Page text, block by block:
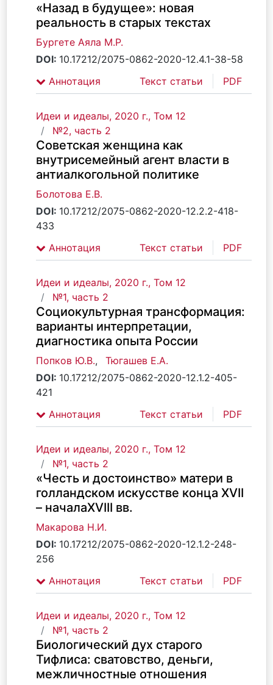
«Назад в будущее»: новая
реальность в старых текстах
Бургете Аяла М.Р.
DOI: 10.17212/2075-0862-2020-12.4.1-38-58
Аннотация
Текст статьи PDF
Идеи и идеалы, 2020 г., Том 12
№2, часть 2
Советская женщина как
внутрисемейный агент власти в
антиалкогольной политике
Болотова Е.В.
DOI: 10.17212/2075-0862-2020-12.2.2-418-
433
Аннотация
Текст статьи PDF
Идеи и идеалы, 2020 г., Том 12
№1, часть 2
Социокультурная трансформация:
варианты интерпретации,
диагностика опыта России
Попков Ю.В.,
Тюгашев Е.А.
DOI: 10.17212/2075-0862-2020-12.1.2-405-
421
Аннотация
Текст статьи PDF
Идеи и идеалы, 2020 г., Том 12
№1, часть 2
«Честь и достоинство» матери в
голландском искусстве конца XVII
– началаXVIII вв.
Макарова Н.И.
DOI: 10.17212/2075-0862-2020-12.1.2-248-
256
Аннотация
Текст статьи PDF
Идеи и идеалы, 2020 г., Том 12
№1, часть 2
Биологический дух старого
Тифлиса: сватовство, деньги,
межличностные отношения